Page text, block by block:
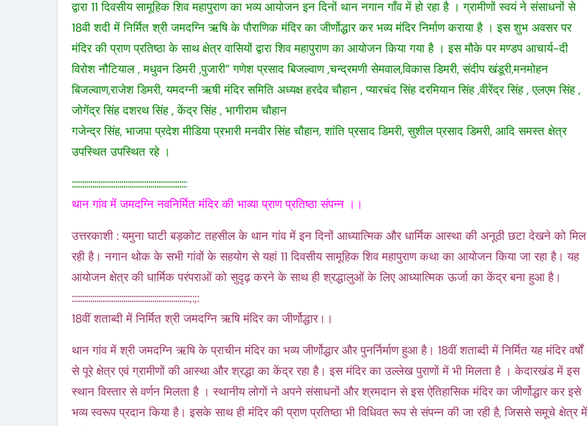
द्वारा 11 दिवसीय सामूहिक शिव महापुराण का भव्य आयोजन इन दिनों थान नगान गाँव में हो रहा है । ग्रामीणों स्वयं ने संसाधनों से
18वी शदी में निर्मित श्री जमदग्नि ऋषि के पौराणिक मंदिर का जीर्णोद्धार कर भव्य मंदिर निर्माण कराया है । इस शुभ अवसर पर
मंदिर की प्राण प्रतिष्ठा के साथ क्षेत्र वासियों द्वारा शिव महापुराण का आयोजन किया गया है । इस मौके पर मण्डप आचार्य-दी
विरोश नौटियाल , मधुवन डिमरी ,पुजारी” गणेश प्रसाद बिजल्वाण ,चन्द्रमणी सेमवाल,विकास डिमरी, संदीप खंडूरी,मनमोहन
बिजल्वाण,राजेश डिमरी, यमदग्नी ऋषी मंदिर समिति अध्यक्ष हरदेव चौहान , प्यारचंद सिंह दरमियान सिंह ,वीरेंद्र सिंह , एलएम सिंह ,
जोगेंद्र सिंह दशरथ सिंह , केंद्र सिंह , भागीराम चौहान
गजेन्द्र सिंह, भाजपा प्रदेश मीडिया प्रभारी मनवीर सिंह चौहान, शांति प्रसाद डिमरी, सुशील प्रसाद डिमरी, आदि समस्त क्षेत्र
उपस्थित उपस्थित रहे ।
::::::::::::::::::::::::::::::::::::::::::::::::::::::::
थान गांव में जमदग्नि नवनिर्मित मंदिर की भाव्या प्राण प्रतिष्ठा संपन्न ।।
उत्तरकाशी : यमुना घाटी बड़कोट तहसील के थान गांव में इन दिनों आध्यात्मिक और धार्मिक आस्था की अनूठी छटा देखने को मिल
रही है। नगान थोक के सभी गांवों के सहयोग से यहां 11 दिवसीय सामूहिक शिव महापुराण कथा का आयोजन किया जा रहा है। यह
आयोजन क्षेत्र की धार्मिक परंपराओं को सुदृढ़ करने के साथ ही श्रद्धालुओं के लिए आध्यात्मिक ऊर्जा का केंद्र बना हुआ है।
:::::::::::::::::::::::::::::::::::::::::::::::::::::::::;:;:
18वीं शताब्दी में निर्मित श्री जमदग्नि ऋषि मंदिर का जीर्णोद्धार।।
थान गांव में श्री जमदग्नि ऋषि के प्राचीन मंदिर का भव्य जीर्णोद्धार और पुनर्निर्माण हुआ है। 18वीं शताब्दी में निर्मित यह मंदिर वर्षों
से पूरे क्षेत्र एवं ग्रामीणों की आस्था और श्रद्धा का केंद्र रहा है। इस मंदिर का उल्लेख पुराणों में भी मिलता है । केदारखंड में इस
स्थान विस्तार से वर्णन मिलता है । स्थानीय लोगों ने अपने संसाधनों और श्रमदान से इस ऐतिहासिक मंदिर का जीर्णोद्धार कर इसे
भव्य स्वरूप प्रदान किया है। इसके साथ ही मंदिर की प्राण प्रतिष्ठा भी विधिवत रूप से संपन्न की जा रही है, जिससे समूचे क्षेत्र में